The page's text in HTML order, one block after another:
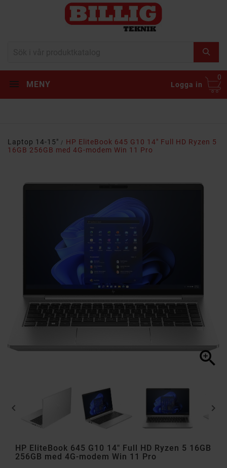
MENY Logga in
0
Laptop 14-15"
HP EliteBook 645 G10 14" Full HD Ryzen 5
16GB 256GB med 4G-modem Win 11 Pro

 
HP EliteBook 645 G10 14" Full HD Ryzen 5 16GB
256GB med 4G-modem Win 11 Pro